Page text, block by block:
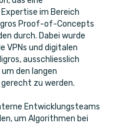
im Bereich
Proof-of-Concepts
durch. Dabei wurde
VPNs und digitalen
ausschliesslich
den langen
zu werden.
Entwicklungsteams
um Algorithmen bei